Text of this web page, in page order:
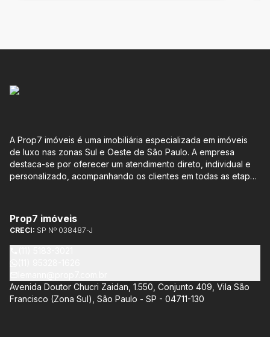
A Prop7 imóveis é uma imobiliária especializada em imóveis
de luxo nas zonas Sul e Oeste de São Paulo. A empresa
destaca-se por oferecer um atendimento direto, individual e
personalizado, acompanhando os clientes em todas as etapas
Lemann Imóveis, destaca-se o Isla by Cyrela, localizado em
Santo Amaro, que oferece apartamentos de 113 m² e 136 m²,
com opções de 3 ou 4 quartos e até 3 suítes. Esses imóveis
estão situados próximos ao Metrô e à Marginal Pinheiros,
Prop7 imóveis
CRECI: SP Nº 038487-J
Avenida Doutor Chucri Zaidan, 1.550, Conjunto 409, Vila São
Francisco (Zona Sul), São Paulo - SP - 04711-130